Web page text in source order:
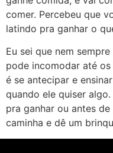
comer. Percebeu que
latindo pra ganhar o
Eu sei que nem
pode incomodar até
é se antecipar e
quando ele quiser
pra ganhar ou antes
caminha e dê um